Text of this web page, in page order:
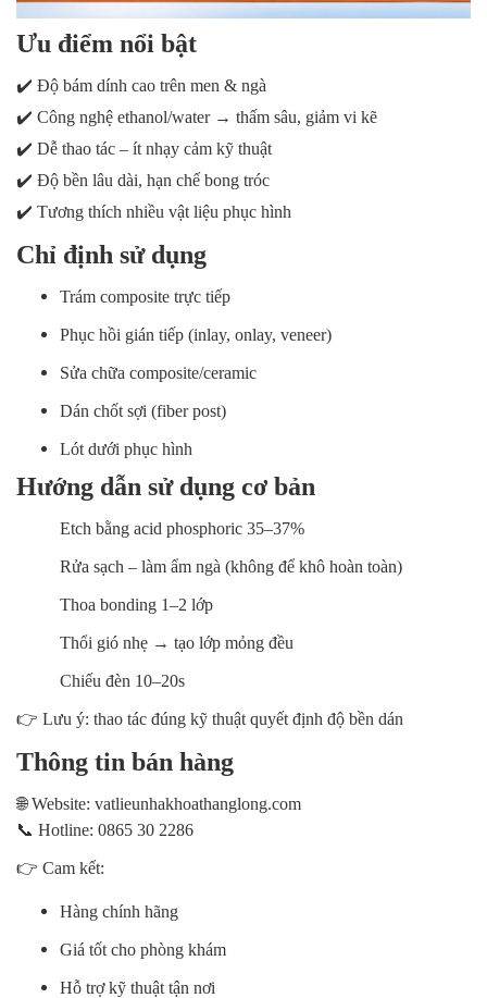
Ưu điểm nổi bật
✔️ Độ bám dính cao trên men & ngà
✔️ Công nghệ ethanol/water → thấm sâu, giảm vi kẽ
✔️ Dễ thao tác – ít nhạy cảm kỹ thuật
✔️ Độ bền lâu dài, hạn chế bong tróc
✔️ Tương thích nhiều vật liệu phục hình
Chỉ định sử dụng
Trám composite trực tiếp
Phục hồi gián tiếp (inlay, onlay, veneer)
Sửa chữa composite/ceramic
Dán chốt sợi (fiber post)
Lót dưới phục hình
Hướng dẫn sử dụng cơ bản
Etch bằng acid phosphoric 35–37%
Rửa sạch – làm ẩm ngà (không để khô hoàn toàn)
Thoa bonding 1–2 lớp
Thổi gió nhẹ → tạo lớp mỏng đều
Chiếu đèn 10–20s
👉 Lưu ý: thao tác đúng kỹ thuật quyết định độ bền dán
Thông tin bán hàng
🌐Website: vatlieunhakhoathanglong.com
📞 Hotline: 0865 30 2286
👉 Cam kết:
Hàng chính hãng
Giá tốt cho phòng khám
Hỗ trợ kỹ thuật tận nơi